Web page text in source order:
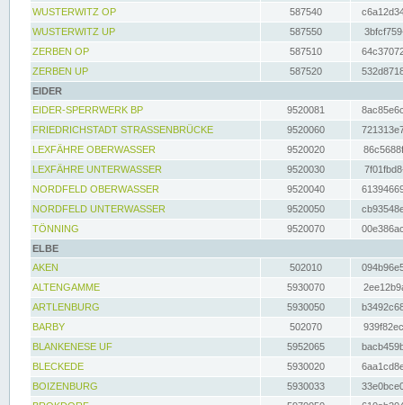
WUSTERWITZ OP
587540
WUSTERWITZ UP
587550
ZERBEN OP
587510
ZERBEN UP
587520
EIDER
EIDER-SPERRWERK BP
9520081
FRIEDRICHSTADT STRASSENBRÜCKE
9520060
LEXFÄHRE OBERWASSER
9520020
LEXFÄHRE UNTERWASSER
9520030
NORDFELD OBERWASSER
9520040
NORDFELD UNTERWASSER
9520050
TÖNNING
9520070
ELBE
AKEN
502010
ALTENGAMME
5930070
ARTLENBURG
5930050
BARBY
502070
BLANKENESE UF
5952065
BLECKEDE
5930020
BOIZENBURG
5930033